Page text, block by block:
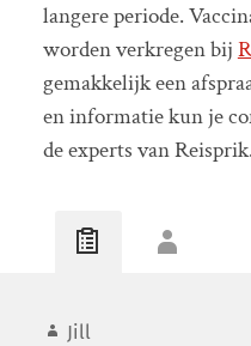
langere periode.
worden verkregen bij
gemakkelijk een
en informatie kun je
de experts van
Jill